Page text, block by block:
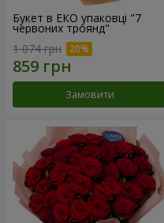
Букет в ЕКО упаковці "7
червоних троянд"
1 074 грн
Замовити